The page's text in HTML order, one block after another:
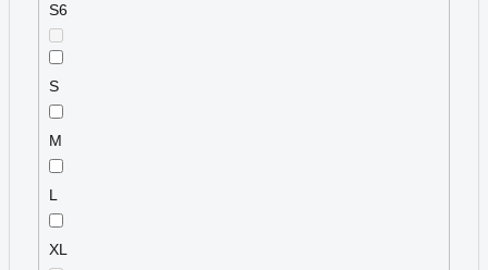
S6
S
M
L
XL